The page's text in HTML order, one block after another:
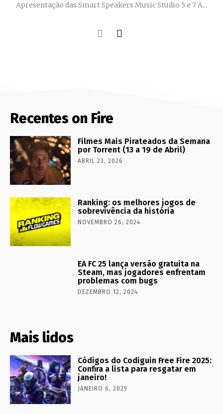
Apresentação das Smart Speakers Music Studio 5 e 7 A...
Recentes on Fire
Filmes Mais Pirateados da Semana
por Torrent (13 a 19 de Abril)
ABRIL 23, 2026
Ranking: os melhores jogos de
sobrevivência da história
NOVEMBRO 26, 2024
EA FC 25 lança versão gratuita na
Steam, mas jogadores enfrentam
problemas com bugs
DEZEMBRO 12, 2024
Mais lidos
Códigos do Codiguin Free Fire 2025:
Confira a lista para resgatar em
janeiro!
JANEIRO 6, 2025